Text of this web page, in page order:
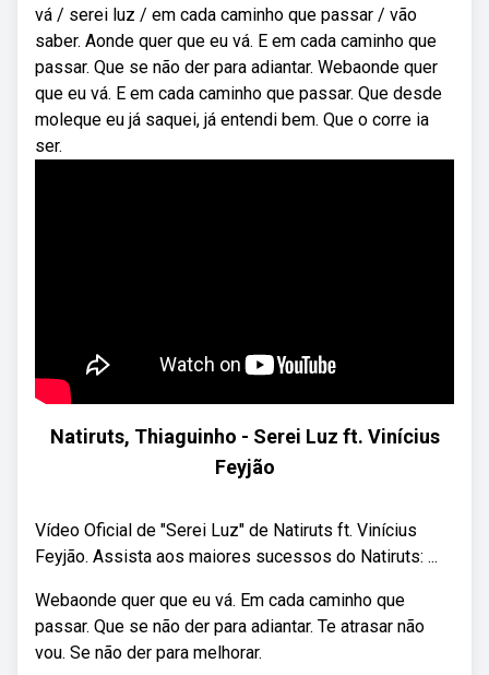
vá / serei luz / em cada caminho que passar / vão
saber. Aonde quer que eu vá. E em cada caminho que
passar. Que se não der para adiantar. Webaonde quer
que eu vá. E em cada caminho que passar. Que desde
moleque eu já saquei, já entendi bem. Que o corre ia
ser.
Natiruts, Thiaguinho - Serei Luz ft. Vinícius
Feyjão
Vídeo Oficial de "Serei Luz" de Natiruts ft. Vinícius
Feyjão. Assista aos maiores sucessos do Natiruts: ...
Webaonde quer que eu vá. Em cada caminho que
passar. Que se não der para adiantar. Te atrasar não
vou. Se não der para melhorar.